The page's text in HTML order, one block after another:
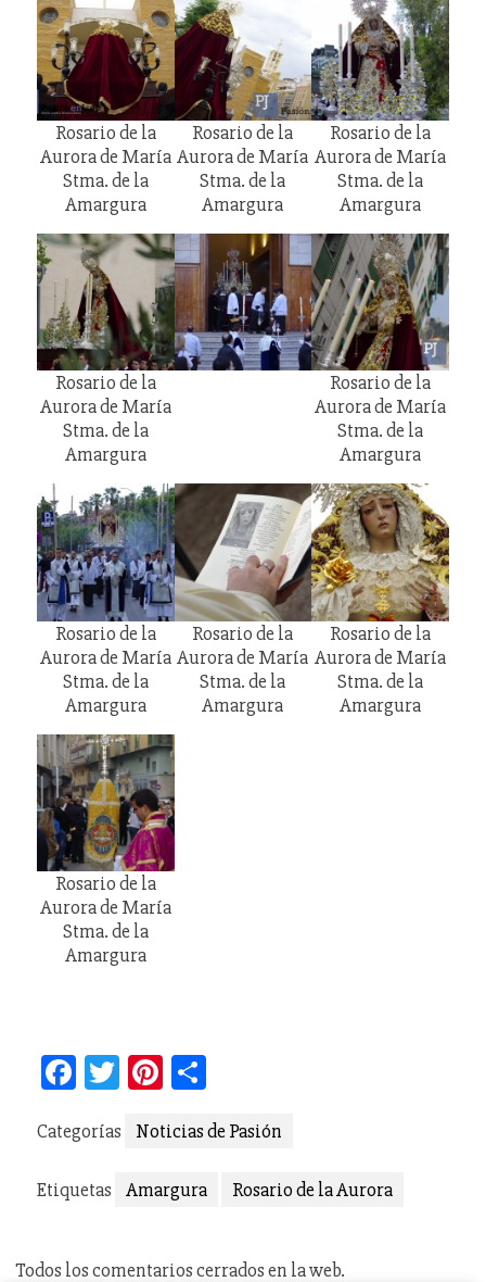
Rosario de la
Aurora de María
Stma. de la
Amargura
Rosario de la
Aurora de María
Stma. de la
Amargura
Rosario de la
Aurora de María
Stma. de la
Amargura
Rosario de la
Aurora de María
Stma. de la
Amargura
Rosario de la
Aurora de María
Stma. de la
Amargura
Rosario de la
Aurora de María
Stma. de la
Amargura
Rosario de la
Aurora de María
Stma. de la
Amargura
Rosario de la
Aurora de María
Stma. de la
Amargura
Rosario de la
Aurora de María
Stma. de la
Amargura
Facebook
TwitterPinterest
Categorías Noticias de Pasión
Etiquetas Amargura Rosario de la Aurora
Todos los comentarios cerrados en la web.